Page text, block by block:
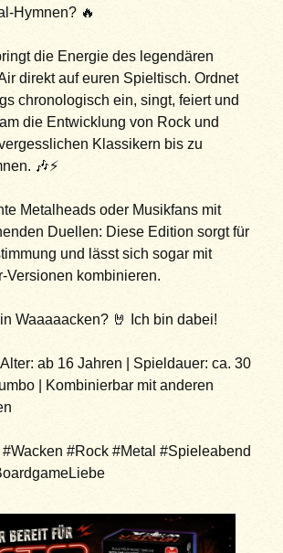
Hymnen? 🔥
die Energie des legendären
direkt auf euren Spieltisch. Ordnet
chronologisch ein, singt, feiert und
die Entwicklung von Rock und
Klassikern bis zu
🎶⚡
Metalheads oder Musikfans mit
Duellen: Diese Edition sorgt für
und lässt sich sogar mit
Versionen kombinieren.
Waaaaacken? 🤘 Ich bin dabei!
ab 16 Jahren | Spieldauer: ca. 30
| Kombinierbar mit anderen
#Rock #Metal #Spieleabend